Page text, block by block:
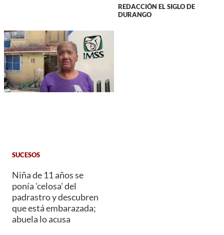
REDACCIÓN EL SIGLO DE
DURANGO
SUCESOS
Niña de 11 años se
ponía 'celosa' del
padrastro y descubren
que está embarazada;
abuela lo acusa